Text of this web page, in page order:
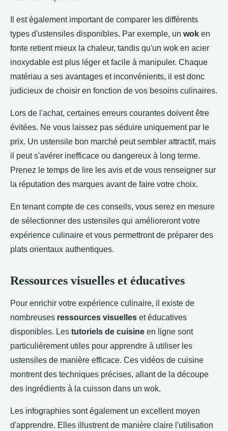
Il est également important de comparer les différents
types d'ustensiles disponibles. Par exemple, un wok en
fonte retient mieux la chaleur, tandis qu'un wok en acier
inoxydable est plus léger et facile à manipuler. Chaque
matériau a ses avantages et inconvénients, il est donc
judicieux de choisir en fonction de vos besoins culinaires.
Lors de l'achat, certaines erreurs courantes doivent être
évitées. Ne vous laissez pas séduire uniquement par le
prix. Un ustensile bon marché peut sembler attractif, mais
il peut s'avérer inefficace ou dangereux à long terme.
Prenez le temps de lire les avis et de vous renseigner sur
la réputation des marques avant de faire votre choix.
En tenant compte de ces conseils, vous serez en mesure
de sélectionner des ustensiles qui amélioreront votre
expérience culinaire et vous permettront de préparer des
plats orientaux authentiques.
Ressources visuelles et éducatives
Pour enrichir votre expérience culinaire, il existe de
nombreuses ressources visuelles et éducatives
disponibles. Les tutoriels de cuisine en ligne sont
particulièrement utiles pour apprendre à utiliser les
ustensiles de manière efficace. Ces vidéos de cuisine
montrent des techniques précises, allant de la découpe
des ingrédients à la cuisson dans un wok.
Les infographies sont également un excellent moyen
d'apprendre. Elles illustrent de manière claire l'utilisation